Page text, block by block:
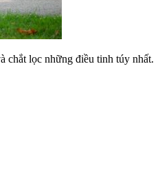
chắt lọc những điều tinh túy nhất.